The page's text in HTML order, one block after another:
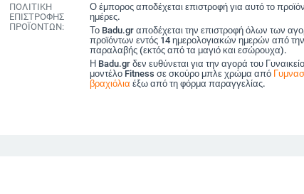
ΠΟΛΙΤΙΚΗ
ΕΠΙΣΤΡΟΦΗΣ
ΠΡΟΪΟΝΤΩΝ:
Ο έμπορος αποδέχεται επιστροφή για αυτό το
ημέρες.
Το Badu.gr αποδέχεται την επιστροφή όλων των
προϊόντων εντός 14 ημερολογιακών ημερών από
παραλαβής (εκτός από τα μαγιό και εσώρουχα).
Η Badu.gr δεν ευθύνεται για την αγορά του
μοντέλο Fitness σε σκούρο μπλε χρώμα από
βραχιόλια έξω από τη φόρμα παραγγελίας.